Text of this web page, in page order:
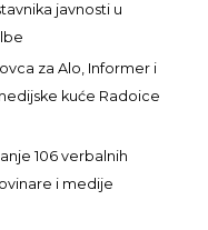
javnosti u
za Alo, Informer i
kuće Radoice
106 verbalnih
i medije